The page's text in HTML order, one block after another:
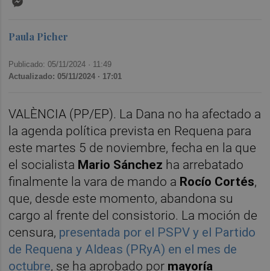
Paula Picher
Publicado: 05/11/2024 · 11:49
Actualizado: 05/11/2024 · 17:01
VALÈNCIA (PP/EP). La Dana no ha afectado a
la agenda política prevista en Requena para
este martes 5 de noviembre, fecha en la que
el socialista Mario Sánchez ha arrebatado
finalmente la vara de mando a Rocío Cortés,
que, desde este momento, abandona su
cargo al frente del consistorio. La moción de
censura, presentada por el PSPV y el Partido
de Requena y Aldeas (PRyA) en el mes de
octubre, se ha aprobado por mayoría